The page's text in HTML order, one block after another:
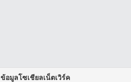
ข้อมูลโซเชียลเน็ตเวิร์ค